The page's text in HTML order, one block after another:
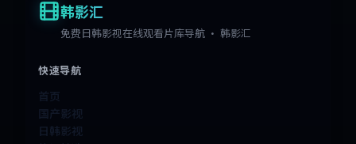
韩影汇
免费日韩影视在线观看片库导航 · 韩影汇
快速导航
首页
国产影视
日韩影视